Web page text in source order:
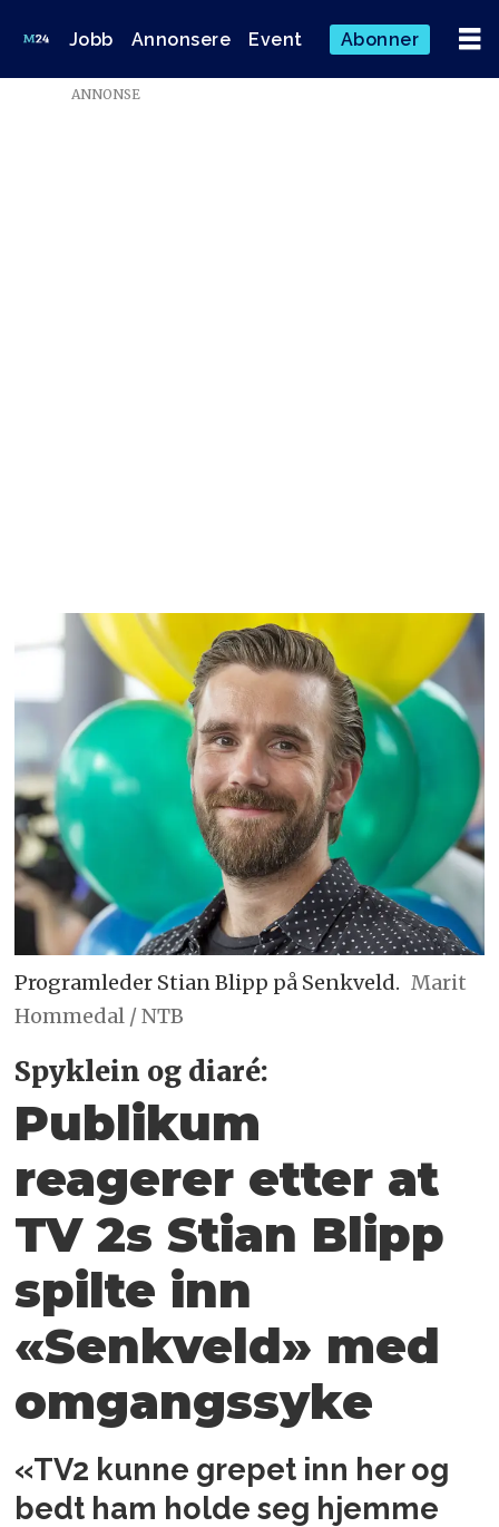
Jobb Annonsere Event Abonner
ANNONSE
Programleder Stian Blipp på Senkveld. Marit
Hommedal / NTB
Spyklein og diaré:
Publikum
reagerer etter at
TV 2s Stian Blipp
spilte inn
«Senkveld» med
omgangs­syke
«TV2 kunne grepet inn her og
bedt ham holde seg hjemme